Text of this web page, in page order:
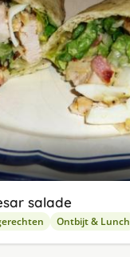
salade
Ontbijt & Lunch